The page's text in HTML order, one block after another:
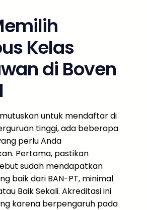
Kelas
di Boven
untuk mendaftar di
tinggi, ada beberapa
perlu Anda
Pertama, pastikan
sudah mendapatkan
baik dari BAN-PT, minimal
Baik Sekali. Akreditasi ini
karena berpengaruh pada